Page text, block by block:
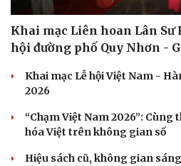
Khai mạc Liên hoan Lân Sư
hội đường phố Quy Nhơn -
Khai mạc Lễ hội Việt Nam -
2026
“Chạm Việt Nam 2026”: Cùng
hóa Việt trên không gian số
Hiệu sách cũ, không gian